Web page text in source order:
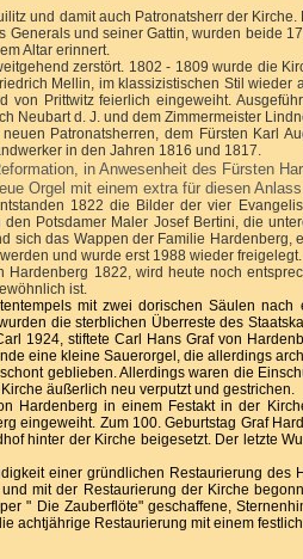
und damit auch Patronatsherr der
Generals und seiner Gattin, wurden beide
Altar erinnert.
zerstört. 1802 - 1809 wurde die
Mellin, im klassizistischen Stil wieder
von Prittwitz feierlich eingeweiht.
Neubart d. J. und dem Zimmermeister
Patronatsherren, dem Fürsten Karl
in den Jahren 1816 und 1817.
in Anwesenheit des Fürsten
Orgel mit einem extra für diesen
1822 die Bilder der vier
Potsdamer Maler Josef Bertini, die
sich das Wappen der Familie Hardenberg,
und wurde erst 1988 wieder freigelegt.
1822, wird heute noch
ist.
mit zwei dorischen Säulen
die sterblichen Überreste des
1924, stiftete Carl Hans Graf von
eine kleine Sauerorgel, die allerdings
geblieben. Allerdings waren die
äußerlich neu verputzt und gestrichen.
Hardenberg in einem Festakt in der
eingeweiht. Zum 100. Geburtstag Graf
hinter der Kirche beigesetzt. Der letzte
einer gründlichen Restaurierung des
mit der Restaurierung der Kirche
" Die Zauberflöte" geschaffene,
achtjährige Restaurierung mit einem